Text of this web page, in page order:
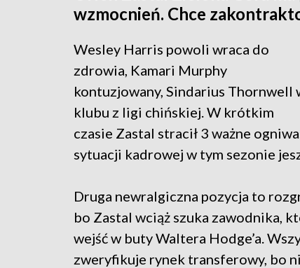
wzmocnień. Chce
Wesley Harris powoli wraca do
zdrowia, Kamari Murphy
kontuzjowany, Sindarius Thornwell
klubu z ligi chińskiej. W krótkim
czasie Zastal stracił 3 ważne
sytuacji kadrowej w tym sezonie
Druga newralgiczna pozycja to
bo Zastal wciąż szuka zawodnika,
wejść w buty Waltera Hodge’a.
zweryfikuje rynek transferowy, bo